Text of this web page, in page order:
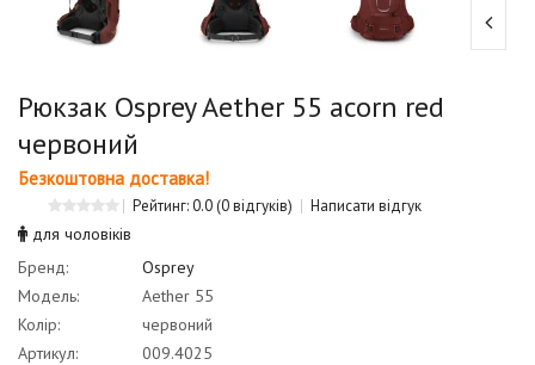
Рюкзак Osprey Aether 55 acorn red
червоний
Безкоштовна доставка!
Рейтинг: 0.0(0 відгуків) Написати відгук
для чоловіків
Бренд:
Osprey
Модель:
Aether 55
Колір:
червоний
Артикул:
009.4025